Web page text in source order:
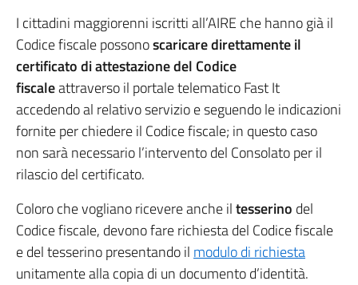
I cittadini maggiorenni iscritti all’AIRE che hanno già il
Codice fiscale possonoscaricare direttamente il
certificato di attestazione del Codice
fiscaleattraverso il portale telematico Fast It
accedendo al relativo servizio e seguendo le indicazioni
fornite per chiedere il Codice fiscale; in questo caso
non sarà necessario l’intervento del Consolato per il
rilascio del certificato.
Coloro che vogliano ricevere anche iltesserino del
Codice fiscale, devono fare richiesta del Codice fiscale
e del tesserino presentando il modulo di richiesta
unitamente alla copia di un documento d’identità.